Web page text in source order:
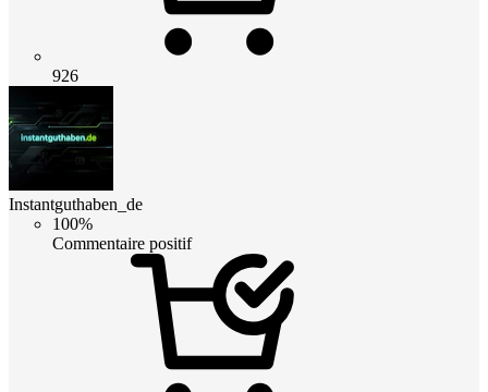
926
Instantguthaben_de
100%
Commentaire positif